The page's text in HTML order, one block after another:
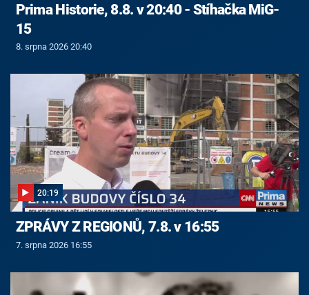
Prima Historie, 8.8. v 20:40 - Stíhačka MiG-
15
8. srpna 2026 20:40
20:19
ZPRÁVY Z REGIONŮ, 7.8. v 16:55
7. srpna 2026 16:55